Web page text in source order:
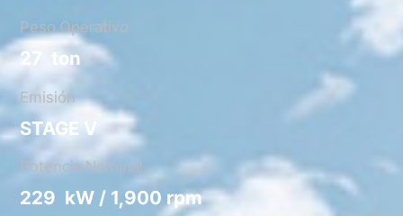
Peso Operativo
27 ton
Emisión
STAGE V
Potencia Nominal
229 kW / 1,900 rpm